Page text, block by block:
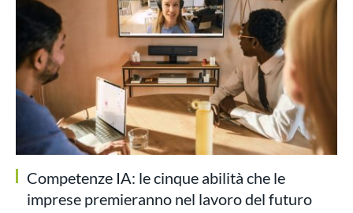
Competenze IA: le cinque abilità che le
imprese premieranno nel lavoro del futuro